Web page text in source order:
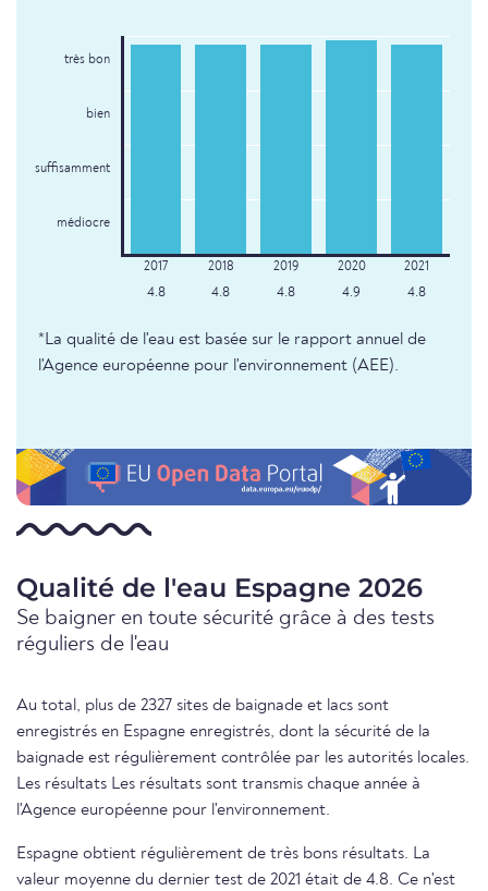
très bon
bien
suffisamment
médiocre
4.8 4.8 4.8 4.9 4.8
*La qualité de l'eau est basée sur le rapport annuel de
l'Agence européenne pour l'environnement (AEE).
Qualité de l'eau Espagne 2026
Se baigner en toute sécurité grâce à des tests
réguliers de l'eau
Au total, plus de 2327 sites de baignade et lacs sont
enregistrés en Espagne enregistrés, dont la sécurité de la
baignade est régulièrement contrôlée par les autorités locales.
Les résultats Les résultats sont transmis chaque année à
l'Agence européenne pour l'environnement.
Espagne obtient régulièrement de très bons résultats. La
valeur moyenne du dernier test de 2021 était de 4.8. Ce n'est